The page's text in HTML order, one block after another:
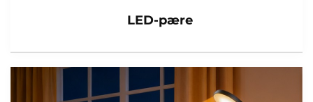
LED-pære